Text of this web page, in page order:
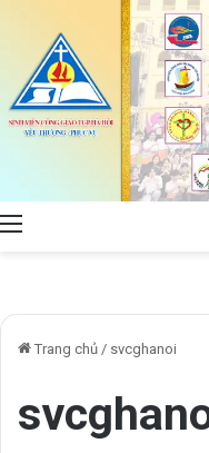
Menu
Trang chủ / svcghanoi